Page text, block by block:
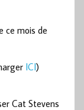
ce mois de
ICI)
Cat Stevens